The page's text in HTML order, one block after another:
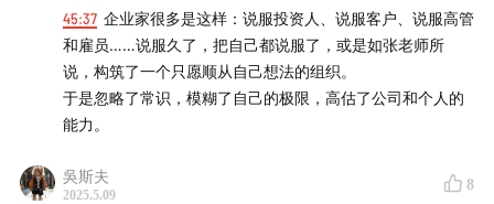
45:37 企业家很多是这样：说服投资人、说服客户、说服高管
和雇员……说服久了，把自己都说服了，或是如张老师所
说，构筑了一个只愿顺从自己想法的组织。
于是忽略了常识，模糊了自己的极限，高估了公司和个人的
能力。
吳斯夫
2025.5.09
8